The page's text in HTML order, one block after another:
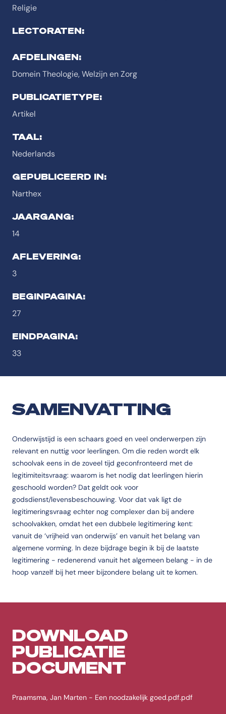
Religie
LECTORATEN:
AFDELINGEN:
Domein Theologie, Welzijn en Zorg
PUBLICATIETYPE:
Artikel
TAAL:
Nederlands
GEPUBLICEERD IN:
Narthex
JAARGANG:
14
AFLEVERING:
3
BEGINPAGINA:
27
EINDPAGINA:
33
SAMENVATTING
Onderwijstijd is een schaars goed en veel onderwerpen zijn
relevant en nuttig voor leerlingen. Om die reden wordt elk
schoolvak eens in de zoveel tijd geconfronteerd met de
legitimiteitsvraag: waarom is het nodig dat leerlingen hierin
geschoold worden? Dat geldt ook voor
godsdienst/levensbeschouwing. Voor dat vak ligt de
legitimeringsvraag echter nog complexer dan bij andere
schoolvakken, omdat het een dubbele legitimering kent:
vanuit de ‘vrijheid van onderwijs’ en vanuit het belang van
algemene vorming. In deze bijdrage begin ik bij de laatste
legitimering - redenerend vanuit het algemeen belang - in de
hoop vanzelf bij het meer bijzondere belang uit te komen.
DOWNLOAD
PUBLICATIE
DOCUMENT
Praamsma, Jan Marten - Een noodzakelijk goed.pdf.pdf